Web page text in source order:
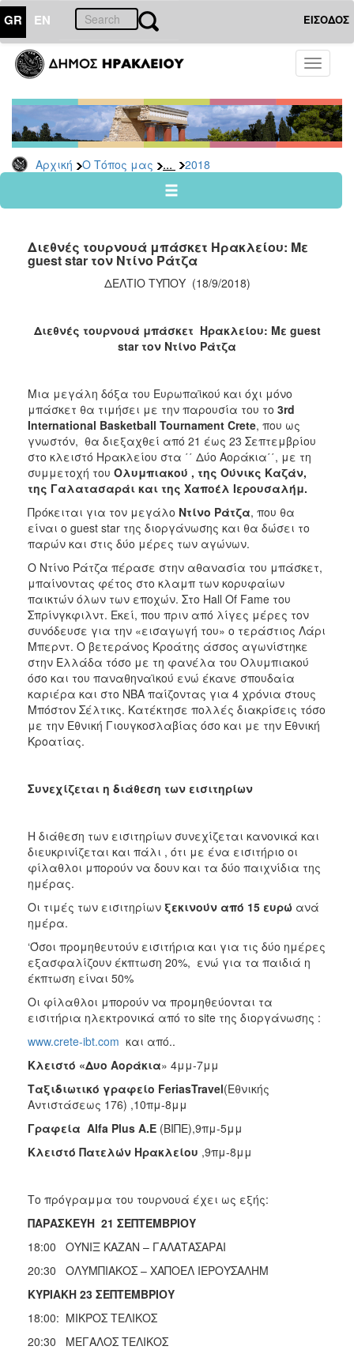
GR EN ΕΙΣΟΔΟΣ
Toggle
Αρχική Ο Τόπος μας ... 2018
ΤΟΠΟΣ
ΜΑΣ
Ανακοινώσεις
Αρχείο
2026
2024
2022
2019
2016
2015
2012
2011
ΠΟΛΙΤΙΣΜΟΣ
ΑΝΘΕΚΤΙΚΗ
ΠΟΛΗ
Διεθνές τουρνουά μπάσκετ Ηρακλείου: Με
guest star τον Ντίνο Ράτζα
ΔΕΛΤΙΟ ΤΥΠΟΥ (18/9/2018)
Διεθνές τουρνουά μπάσκετ Ηρακλείου: Με guest
star τον Ντίνο Ράτζα
Μια μεγάλη δόξα του Ευρωπαϊκού και όχι μόνο
μπάσκετ θα τιμήσει με την παρουσία του το 3rd
International Basketball Tournament Crete, που ως
γνωστόν, θα διεξαχθεί από 21 έως 23 Σεπτεμβρίου
στο κλειστό Ηρακλείου στα ΄΄ Δύο Αοράκια΄΄, με τη
συμμετοχή του Ολυμπιακού , της Ούνικς Καζάν,
της Γαλατασαράι και της Χαποέλ Ιερουσαλήμ.
Πρόκειται για τον μεγάλο Ντίνο Ράτζα, που θα
είναι ο guest star της διοργάνωσης και θα δώσει το
παρών και στις δύο μέρες των αγώνων.
Ο Ντίνο Ράτζα πέρασε στην αθανασία του μπάσκετ,
μπαίνοντας φέτος στο κλαμπ των κορυφαίων
παικτών όλων των εποχών. Στο Hall Of Fame του
Σπρίνγκφιλντ. Εκεί, που πριν από λίγες μέρες τον
συνόδευσε για την «εισαγωγή του» ο τεράστιος Λάρι
Μπερντ. Ο βετεράνος Κροάτης άσσος αγωνίστηκε
στην Ελλάδα τόσο με τη φανέλα του Ολυμπιακού
όσο και του παναθηναϊκού ενώ έκανε σπουδαία
καριέρα και στο ΝΒΑ παίζοντας για 4 χρόνια στους
Μπόστον Σέλτικς. Κατέκτησε πολλές διακρίσεις τόσο
με την Εθνική Γιουγκοσλαβίας όσο και με την Εθνική
Κροατίας.
Συνεχίζεται η διάθεση των εισιτηρίων
Η διάθεση των εισιτηρίων συνεχίζεται κανονικά και
διευκρινίζεται και πάλι , ότι με ένα εισιτήριο οι
φίλαθλοι μπορούν να δουν και τα δύο παιχνίδια της
ημέρας.
Οι τιμές των εισιτηρίων ξεκινούν από 15 ευρώ ανά
ημέρα.
‘Όσοι προμηθευτούν εισιτήρια και για τις δύο ημέρες
εξασφαλίζουν έκπτωση 20%, ενώ για τα παιδιά η
έκπτωση είναι 50%
Οι φίλαθλοι μπορούν να προμηθεύονται τα
εισιτήρια ηλεκτρονικά από το site της διοργάνωσης :
www.crete-ibt.com και από..
Κλειστό «Δυο Αοράκια» 4μμ-7μμ
Ταξιδιωτικό γραφείο FeriasTravel(Εθνικής
Αντιστάσεως 176) ,10πμ-8μμ
Γραφεία Alfa Plus A.E (ΒΙΠΕ),9πμ-5μμ
Κλειστό Πατελών Ηρακλείου ,9πμ-8μμ
Το πρόγραμμα του τουρνουά έχει ως εξής:
ΠΑΡΑΣΚΕΥΗ 21 ΣΕΠΤΕΜΒΡΙΟΥ
18:00 ΟΥΝΙΞ ΚΑΖΑΝ – ΓΑΛΑΤΑΣΑΡΑΙ
20:30 ΟΛΥΜΠΙΑΚΟΣ – ΧΑΠΟΕΛ ΙΕΡΟΥΣΑΛΗΜ
ΚΥΡΙΑΚΗ 23 ΣΕΠΤΕΜΒΡΙΟΥ
18:00: ΜΙΚΡΟΣ ΤΕΛΙΚΟΣ
20:30 ΜΕΓΑΛΟΣ ΤΕΛΙΚΟΣ